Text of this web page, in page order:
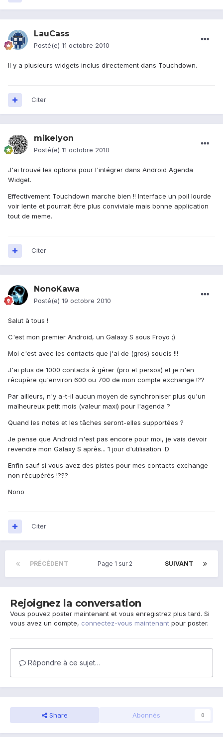
LauCass
Posté(e) 11 octobre 2010
Il y a plusieurs widgets inclus directement dans Touchdown.
Citer
mikelyon
Posté(e) 11 octobre 2010
J'ai trouvé les options pour l'intégrer dans Android Agenda
Widget.
Effectivement Touchdown marche bien !! Interface un poil lourde
voir lente et pourrait être plus conviviale mais bonne application
tout de meme.
Citer
NonoKawa
Posté(e) 19 octobre 2010
Salut à tous !
C'est mon premier Android, un Galaxy S sous Froyo ;)
Moi c'est avec les contacts que j'ai de (gros) soucis !!!
J'ai plus de 1000 contacts à gérer (pro et persos) et je n'en
récupère qu'environ 600 ou 700 de mon compte exchange !??
Par ailleurs, n'y a-t-il aucun moyen de synchroniser plus qu'un
malheureux petit mois (valeur maxi) pour l'agenda ?
Quand les notes et les tâches seront-elles supportées ?
Je pense que Android n'est pas encore pour moi, je vais devoir
revendre mon Galaxy S après... 1 jour d'utilisation :D
Enfin sauf si vous avez des pistes pour mes contacts exchange
non récupérés !???
Nono
Citer
PRÉCÉDENT SUIVANT
Page 1 sur 2
Rejoignez la conversation
Vous pouvez poster maintenant et vous enregistrez plus tard. Si
vous avez un compte, connectez-vous maintenant pour poster.
Répondre à ce sujet…
Share Abonnés 0